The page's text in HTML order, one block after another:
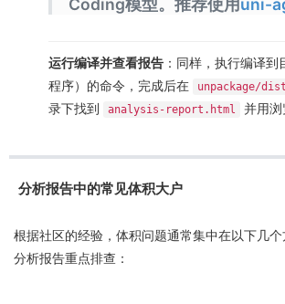
运行编译并查看报告 ：同样，执行编译
程序）的命令，完成后在
unpackage/
录下找到
analysis-report.html 并用浏
分析报告中的常见体积大户
根据社区的经验，体积问题通常集中在以下几
分析报告重点排查：